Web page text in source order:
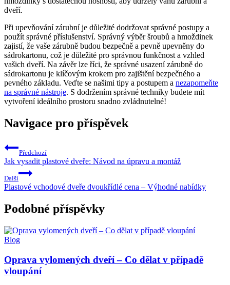
dveří.
Při upevňování zárubní je důležité dodržovat správné postupy a
použít správné příslušenství. Správný výběr šroubů a hmoždinek
zajistí, že vaše zárubně budou bezpečně a pevně upevněny do
sádrokartonu, což je důležité pro správnou funkčnost a vzhled
vašich dveří. Na závěr lze říci, že správné usazení zárubně do
sádrokartonu je klíčovým krokem pro zajištění bezpečného a
pevného základu. Veďte se našimi tipy a postupem a nezapomeňte
na správné nástroje. S dodržením správné techniky budete mít
vytvoření ideálního prostoru snadno zvládnutelné!
Navigace pro příspěvek
Předchozí
Jak vysadit plastové dveře: Návod na úpravu a montáž
Další
Plastové vchodové dveře dvoukřídlé cena – Výhodné nabídky
Podobné příspěvky
Blog
Oprava vylomených dveří – Co dělat v případě
vloupání